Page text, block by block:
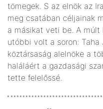
tömegek. S az elnök az
meg csatában céljainak
a másikat veti be. A múlt
utóbbi volt a soron: Taha
köztársaság alelnöke a
haláláért a gazdasági
tette felelőssé.